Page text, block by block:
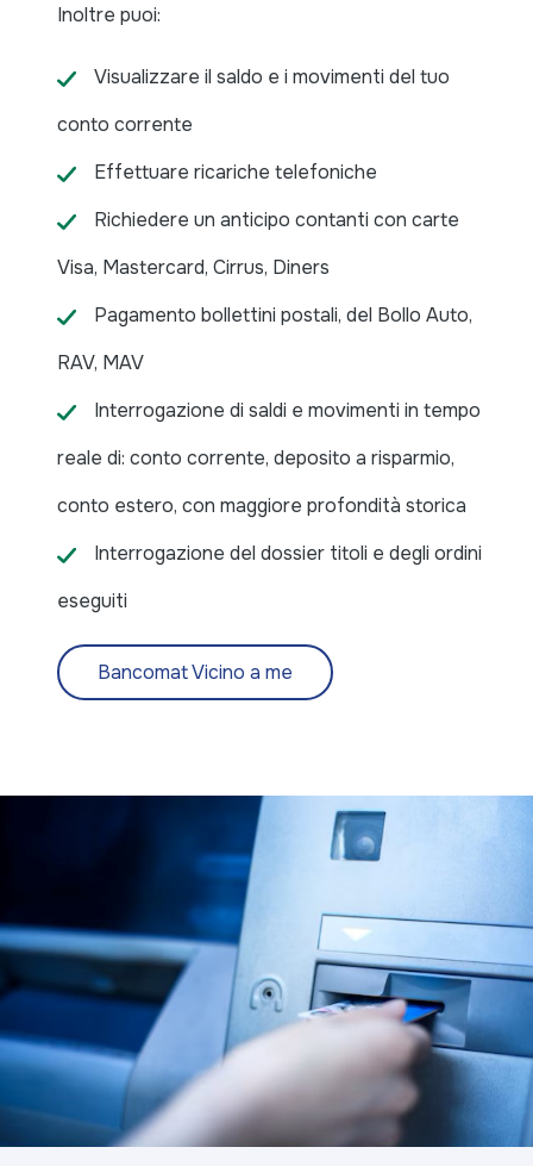
Inoltre puoi:
Visualizzare il saldo e i movimenti del tuo
conto corrente
Effettuare ricariche telefoniche
Richiedere un anticipo contanti con carte
Visa, Mastercard, Cirrus, Diners
Pagamento bollettini postali, del Bollo Auto,
RAV, MAV
Interrogazione di saldi e movimenti in tempo
reale di: conto corrente, deposito a risparmio,
conto estero, con maggiore profondità storica
Interrogazione del dossier titoli e degli ordini
eseguiti
Bancomat Vicino a me